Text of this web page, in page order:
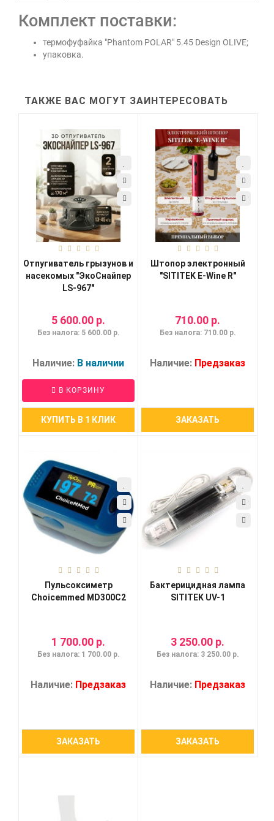
Комплект поставки:
термофуфайка "Phantom POLAR" 5.45 Design OLIVE;
упаковка.
ТАКЖЕ ВАС МОГУТ ЗАИНТЕРЕСОВАТЬ
Отпугиватель грызунов и
насекомых "ЭкоСнайпер
LS-967"
5 600.00 р.
Без налога: 5 600.00 р.
Наличие: В наличии
В КОРЗИНУ
КУПИТЬ В 1 КЛИК
Штопор электронный
"SITITEK E-Wine R"
710.00 р.
Без налога: 710.00 р.
Наличие: Предзаказ
ЗАКАЗАТЬ
Пульсоксиметр
Choicemmed MD300C2
1 700.00 р.
Без налога: 1 700.00 р.
Наличие: Предзаказ
ЗАКАЗАТЬ
Бактерицидная лампа
SITITEK UV-1
3 250.00 р.
Без налога: 3 250.00 р.
Наличие: Предзаказ
ЗАКАЗАТЬ